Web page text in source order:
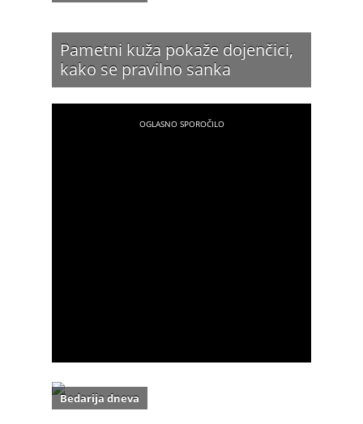
Pametni kuža pokaže dojenčici,
kako se pravilno sanka
Bedarija dneva